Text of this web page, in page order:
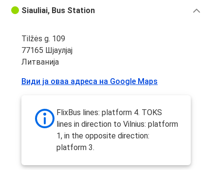
Siauliai, Bus Station
Tilžės g. 109
77165 Шјаулјај
Литванија
Види ја оваа адреса на Google Maps
FlixBus lines: platform 4. TOKS
lines in direction to Vilnius: platform
1, in the opposite direction:
platform 3.